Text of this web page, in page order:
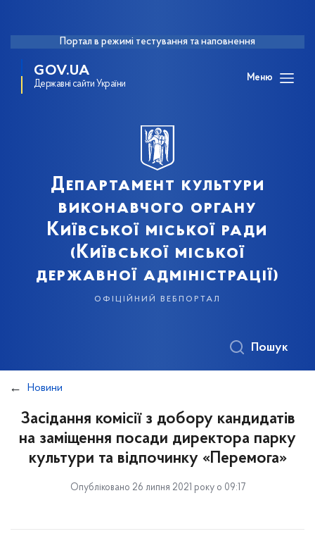
Портал в режимі тестування та наповнення
GOV.UA
Державні сайти України
Меню
Департамент культури
виконавчого органу
Київської міської ради
(Київської міської
державної адміністрації)
офіційний вебпортал
Пошук
Новини
Засідання комісії з добору кандидатів
на заміщення посади директора парку
культури та відпочинку «Перемога»
Опубліковано 26 липня 2021 року о 09:17